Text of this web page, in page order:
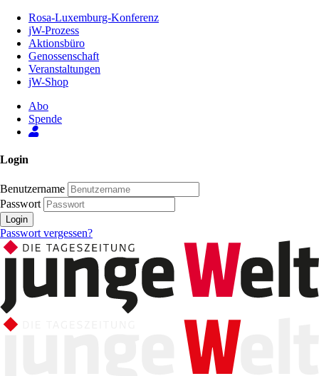
Inhalt
Seite
Rosa-Luxemburg-Konferenz
jW-Prozess
Aktionsbüro
Genossenschaft
Veranstaltungen
jW-Shop
Abo
Spende
Login
Benutzername
Passwort
Login
Passwort vergessen?